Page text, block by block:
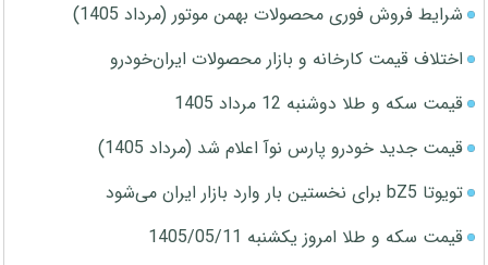
شرایط فروش فوری محصولات بهمن موتور (مرداد 1405)
اختلاف قیمت کارخانه و بازار محصولات ایران‌خودرو
قیمت سکه و طلا دوشنبه 12 مرداد 1405
قیمت جدید خودرو پارس نوآ اعلام شد (مرداد 1405)
تویوتا bZ5 برای نخستین بار وارد بازار ایران می‌شود
قیمت سکه و طلا امروز یکشنبه 1405/05/11